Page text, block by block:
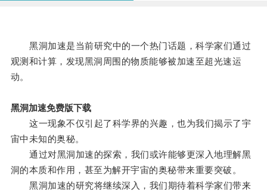
黑洞加速是当前研究中的一个热门话题，科学家们通过
观测和计算，发现黑洞周围的物质能够被加速至超光速运
动。
黑洞加速免费版下载
这一现象不仅引起了科学界的兴趣，也为我们揭示了宇
宙中未知的奥秘。
通过对黑洞加速的探索，我们或许能够更深入地理解黑
洞的本质和作用，甚至为解开宇宙的奥秘带来重要突破。
黑洞加速的研究将继续深入，我们期待着科学家们带来